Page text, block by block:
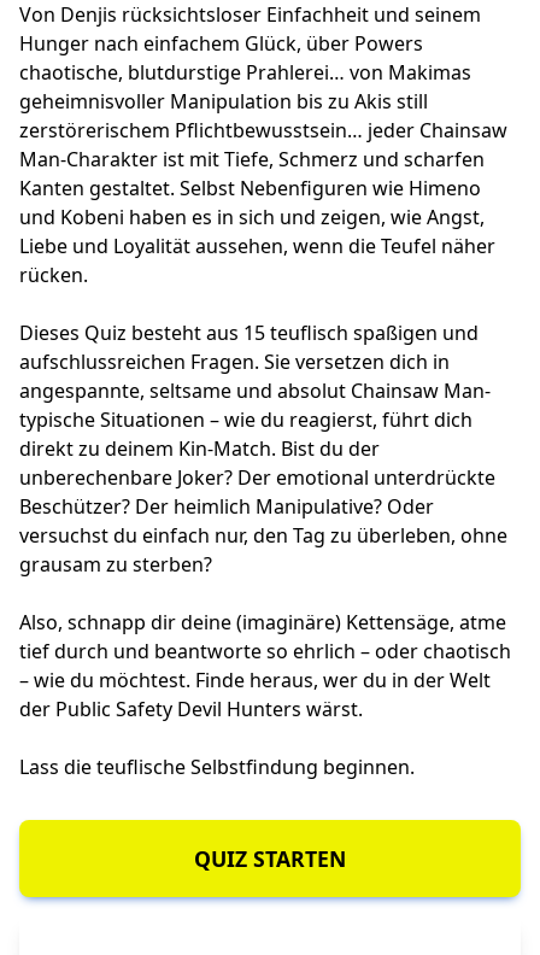
Von Denjis rücksichtsloser Einfachheit und seinem
Hunger nach einfachem Glück, über Powers
chaotische, blutdurstige Prahlerei… von Makimas
geheimnisvoller Manipulation bis zu Akis still
zerstörerischem Pflichtbewusstsein… jeder Chainsaw
Man-Charakter ist mit Tiefe, Schmerz und scharfen
Kanten gestaltet. Selbst Nebenfiguren wie Himeno
und Kobeni haben es in sich und zeigen, wie Angst,
Liebe und Loyalität aussehen, wenn die Teufel näher
rücken.
Dieses Quiz besteht aus 15 teuflisch spaßigen und
aufschlussreichen Fragen. Sie versetzen dich in
angespannte, seltsame und absolut Chainsaw Man-
typische Situationen – wie du reagierst, führt dich
direkt zu deinem Kin-Match. Bist du der
unberechenbare Joker? Der emotional unterdrückte
Beschützer? Der heimlich Manipulative? Oder
versuchst du einfach nur, den Tag zu überleben, ohne
grausam zu sterben?
Also, schnapp dir deine (imaginäre) Kettensäge, atme
tief durch und beantworte so ehrlich – oder chaotisch
– wie du möchtest. Finde heraus, wer du in der Welt
der Public Safety Devil Hunters wärst.
Lass die teuflische Selbstfindung beginnen.
QUIZ STARTEN